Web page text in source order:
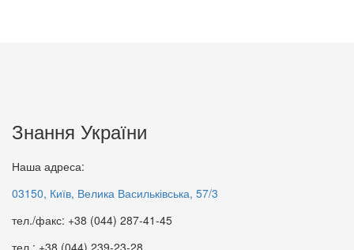
Знання України
Наша адреса:
03150, Київ, Велика Васильківська, 57/3
тел./факс: +38 (044) 287-41-45
тел.: +38 (044) 239-23-28